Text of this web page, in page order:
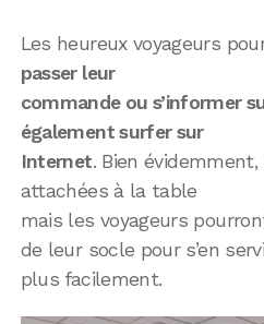
Les heureux voyageurs
passer leur
commande ou s’informer
également surfer sur
Internet. Bien
attachées à la table
mais les voyageurs
de leur socle pour s’en
plus facilement.